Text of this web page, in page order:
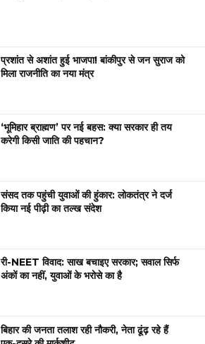
प्रशांत से अशांत हुई भाजपा! बांकीपुर से जन सुराज को
मिला राजनीति का नया मंत्र
‘भूमिहार ब्राह्मण’ पर नई बहस: क्या सरकार ही तय
करेगी किसी जाति की पहचान?
संसद तक पहुंची युवाओं की हुंकार: लोकतंत्र ने दर्ज
किया नई पीढ़ी का तल्ख संदेश
री-NEET विवाद: साख बचाइए सरकार; सवाल सिर्फ
अंकों का नहीं, युवाओं के भरोसे का है
बिहार की जनता तलाश रही नौकरी, नेता ढूंढ़ रहे हैं